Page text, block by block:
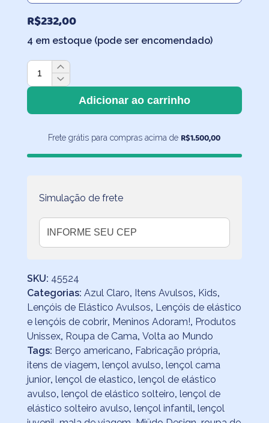
R$232,00
4 em estoque (pode ser encomendado)
Lençol
de
Infantil
quantidade
Adicionar ao carrinho
Frete grátis para compras acima de R$1.500,00
Simulação de frete
SKU: 45524
Categorias: Azul Claro, Itens Avulsos, Kids,
Lençóis de Elástico Avulsos, Lençóis de elástico
e lençóis de cobrir, Meninos Adoram!, Produtos
Unissex, Roupa de Cama, Volta ao Mundo
Tags: Berço americano, Fabricação própria,
itens de viagem, lençol avulso, lençol cama
junior, lençol de elastico, lençol de elástico
avulso, lençol de elástico solteiro, lençol de
elástico solteiro avulso, lençol infantil, lençol